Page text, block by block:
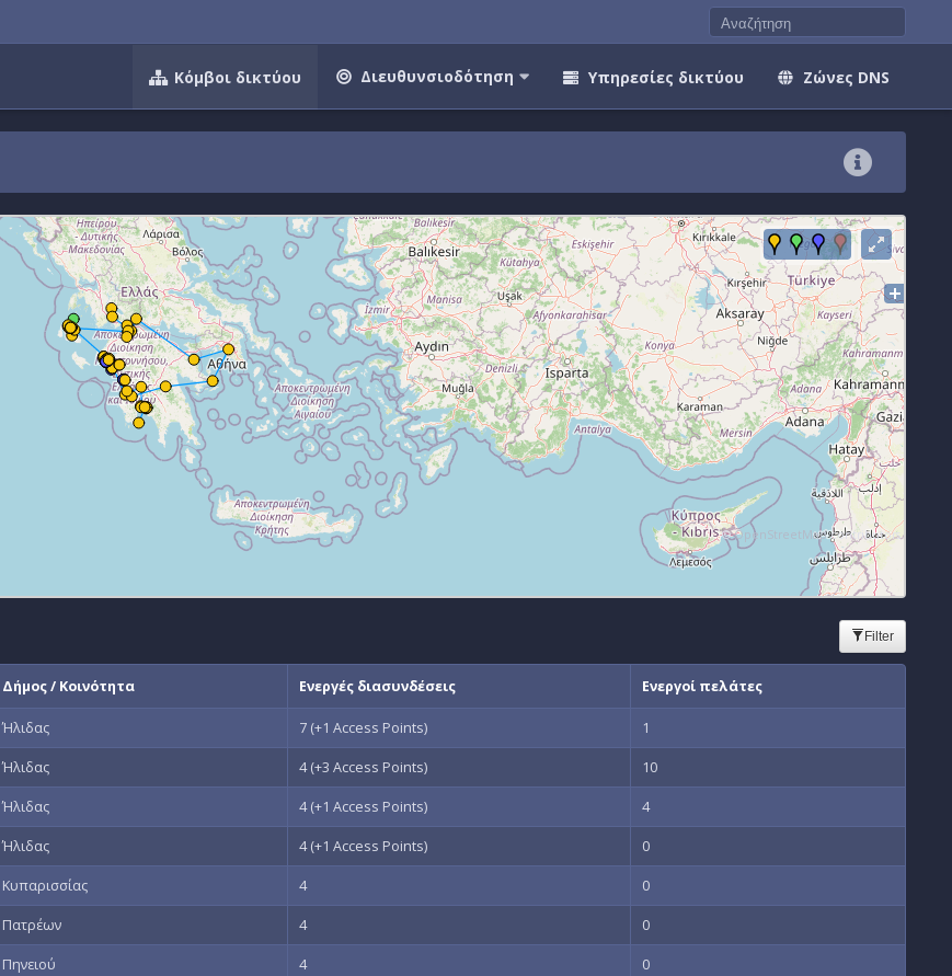
Κόμβοι δικτύου Διευθυνσιοδότηση Υπηρεσίες δικτύου Ζώνες DNS
©OpenStreetMapcontributors
Backbone
Access Point
Πελάτες
Ασύνδετοι
Filter
Δήμος / Κοινότητα Ενεργές διασυνδέσεις Ενεργοί πελάτες
Ήλιδας 7 (+1 Access Points) 1
Ήλιδας 4 (+3 Access Points) 10
Ήλιδας 4 (+1 Access Points) 4
Ήλιδας 4 (+1 Access Points) 0
Κυπαρισσίας 4 0
Πατρέων 4 0
Πηνειού 4 0